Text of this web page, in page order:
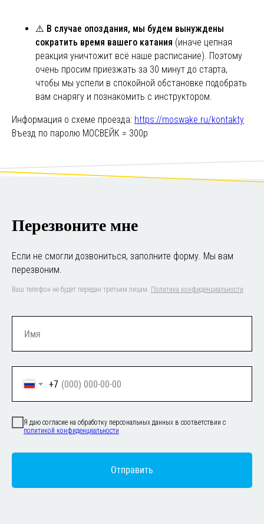
⚠️ В случае опоздания, мы будем вынуждены
сократить время вашего катания (иначе цепная
реакция уничтожит всё наше расписание). Поэтому
очень просим приезжать за 30 минут до старта,
чтобы мы успели в спокойной обстановке подобрать
вам снарягу и познакомить с инструктором.
Информация о схеме проезда: https://moswake.ru/kontakty
Въезд по паролю МОСВЕЙК = 300р
Перезвоните мне
Если не смогли дозвониться, заполните форму. Мы вам
перезвоним.
Ваш телефон не будет передан третьим лицам. Политика конфиденциальности
+7
Я даю согласие на обработку персональных данных в соответствии с
политикой конфиденциальности
Отправить